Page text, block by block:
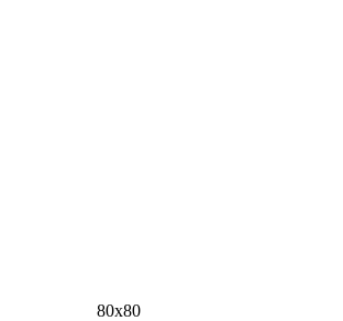
80х80